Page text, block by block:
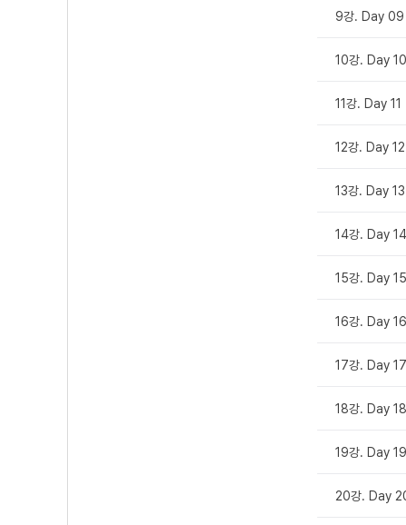
9강. Day 09
10강. Day 10
11강. Day 11
12강. Day 12
13강. Day 13
14강. Day 14
15강. Day 15
16강. Day 16
17강. Day 17
18강. Day 18
19강. Day 19
20강. Day